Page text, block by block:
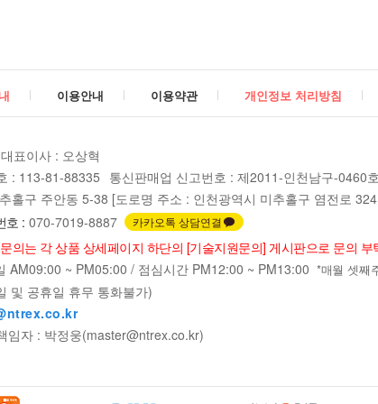
이용안내 이용약관 개인정보 처리방침
대표이사 : 오상혁
: 113-81-88335
통신판매업 신고번호 : 제2011-인천남구-0460호
홀구 주안동 5-38 [도로명 주소 : 인천광역시 미추홀구 염전로
호 : 070-7019-8887 카카오톡 상담연결
의는 각 상품 상세페이지 하단의 [기술지원문의] 게시판으로 문의 부
AM09:00 ~ PM05:00 / 점심시간 PM12:00 ~ PM13:00 *매월 셋째
및 공휴일 휴무 통화불가)
임자 : 박정웅(master@ntrex.co.kr)